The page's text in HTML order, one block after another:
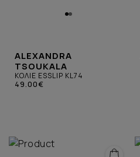
ALEXANDRA
TSOUKALA
ΚΟΛΙΕ ESSLIP KL74
49.00€